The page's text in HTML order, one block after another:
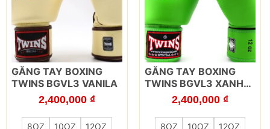
8OZ 10OZ
12OZ
GĂNG TAY BOXING
TWINS BGVL3 VANILA
2,400,000 ₫
Sản
phẩm
có
nhiều
8OZ 10OZ
12OZ
GĂNG TAY BOXING
TWINS BGVL3 XANH
2,400,000 ₫
Sản
phẩm
có
nhiều